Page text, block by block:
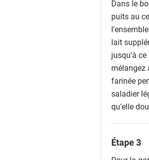
Dans le
puits au
lait
jusqu'à
mélangez
farinée
saladier
qu'elle
Étape 3